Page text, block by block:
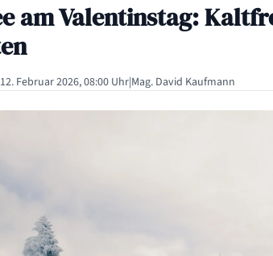
am Valentinstag:
Februar 2026, 08:00 Uhr|Mag. David Kaufmann